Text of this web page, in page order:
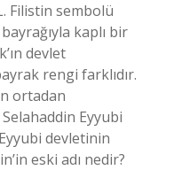
Filistin sembolü
kaplı bir
devlet
rengi farklıdır.
ortadan
Eyyubi
devletinin
eski adı nedir?